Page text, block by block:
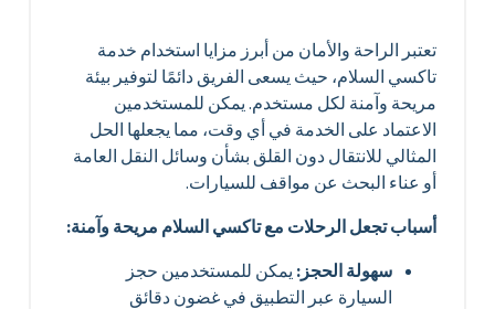
تعتبر الراحة والأمان من أبرز مزايا استخدام خدمة
تاكسي السلام، حيث يسعى الفريق دائمًا لتوفير بيئة
مريحة وآمنة لكل مستخدم. يمكن للمستخدمين
الاعتماد على الخدمة في أي وقت، مما يجعلها الحل
المثالي للانتقال دون القلق بشأن وسائل النقل العامة
أو عناء البحث عن مواقف للسيارات.
أسباب تجعل الرحلات مع تاكسي السلام مريحة وآمنة:
سهولة الحجز: يمكن للمستخدمين حجز
السيارة عبر التطبيق في غضون دقائق